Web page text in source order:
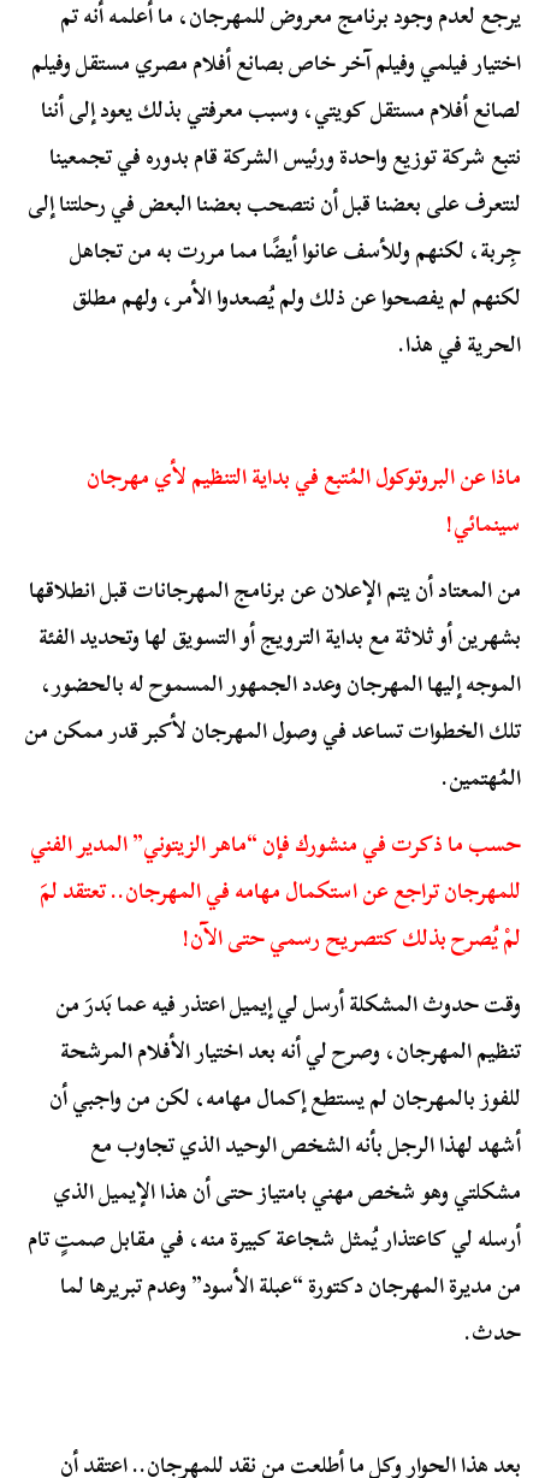
يرجع لعدم وجود برنامج معروض للمهرجان، ما أعلمه أنه تم
اختيار فيلمي وفيلم آخر خاص بصانع أفلام مصري مستقل وفيلم
لصانع أفلام مستقل كويتي، وسبب معرفتي بذلك يعود إلى أننا
نتبع شركة توزيع واحدة ورئيس الشركة قام بدوره في تجمعينا
لنتعرف على بعضنا قبل أن نتصحب بعضنا البعض في رحلتنا إلى
جِربة، لكنهم وللأسف عانوا أيضًا مما مررت به من تجاهل
لكنهم لم يفصحوا عن ذلك ولم يُصعدوا الأمر، ولهم مطلق
الحرية في هذا.
ماذا عن البروتوكول المُتبع في بداية التنظيم لأي مهرجان
سينمائي!
من المعتاد أن يتم الإعلان عن برنامج المهرجانات قبل انطلاقها
بشهرين أو ثلاثة مع بداية الترويج أو التسويق لها وتحديد الفئة
الموجه إليها المهرجان وعدد الجمهور المسموح له بالحضور،
تلك الخطوات تساعد في وصول المهرجان لأكبر قدر ممكن من
المُهتمين.
حسب ما ذكرت في منشورك فإن “ماهر الزيتوني” المدير الفني
للمهرجان تراجع عن استكمال مهامه في المهرجان.. تعتقد لمَ
لمْ يُصرح بذلك كتصريح رسمي حتى الآن!
وقت حدوث المشكلة أرسل لي إيميل اعتذر فيه عما بَدرَ من
تنظيم المهرجان، وصرح لي أنه بعد اختيار الأفلام المرشحة
للفوز بالمهرجان لم يستطع إكمال مهامه، لكن من واجبي أن
أشهد لهذا الرجل بأنه الشخص الوحيد الذي تجاوب مع
مشكلتي وهو شخص مهني بامتياز حتى أن هذا الإيميل الذي
أرسله لي كاعتذار يُمثل شجاعة كبيرة منه، في مقابل صمتٍ تام
من مديرة المهرجان دكتورة “عبلة الأسود” وعدم تبريرها لما
حدث.
بعد هذا الحوار وكل ما أطلعت من نقد للمهرجان.. اعتقد أن